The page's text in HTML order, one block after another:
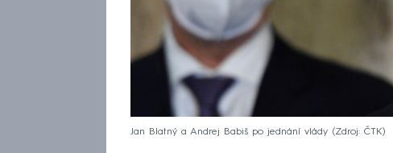
Jan Blatný a Andrej Babiš po jednání vlády Zdroj: ČTK